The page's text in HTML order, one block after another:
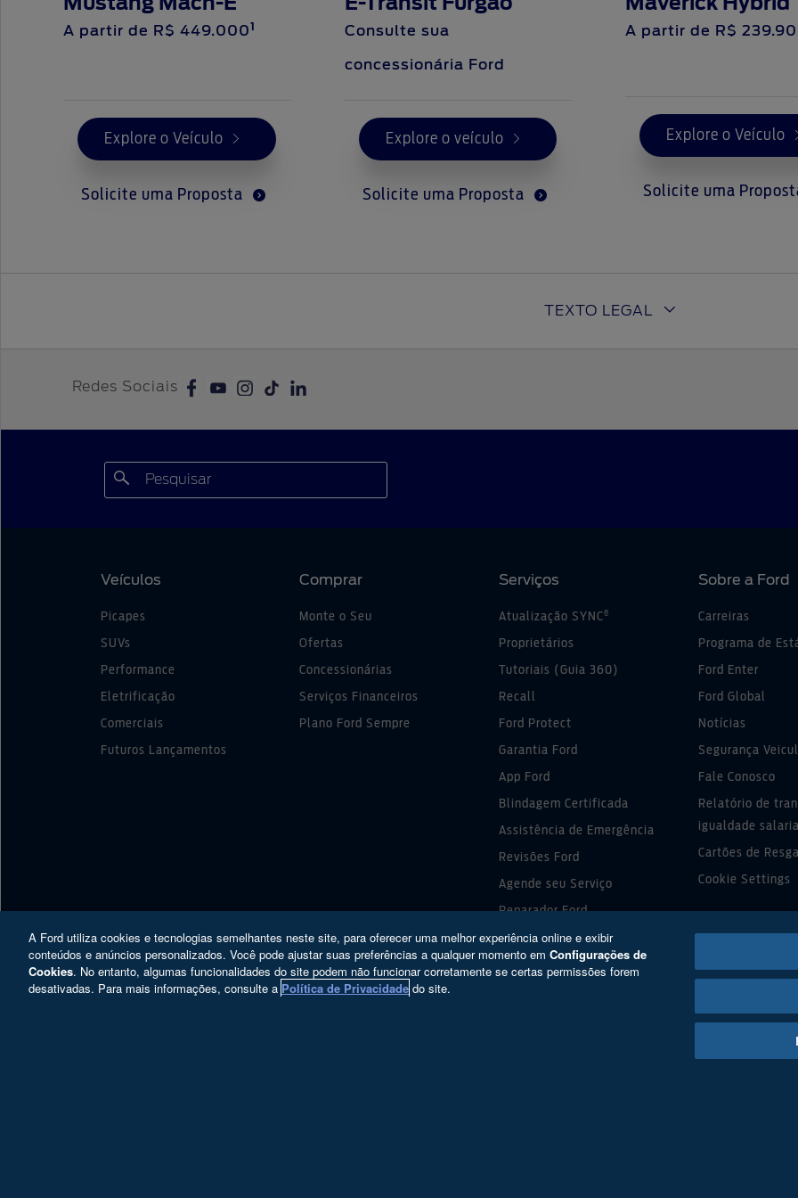
A partir de R$ 449.0001
Explore o Veículo
Solicite uma Proposta
Consulte sua
concessionária Ford
Explore o veículo
Solicite uma Proposta
A partir de R$
Explore o Veículo
Solicite uma
TEXTO LEGAL
Redes Sociais
Veículos
Picapes
SUVs
Performance
Eletrificação
Comerciais
Futuros Lançamentos
Comprar
Monte o Seu
Ofertas
Concessionárias
Serviços Financeiros
Plano Ford Sempre
Serviços
Atualização SYNC®
Proprietários
Tutoriais (Guia 360)
Recall
Ford Protect
Garantia Ford
App Ford
Blindagem Certificada
Assistência de Emergência
Revisões Ford
Agende seu Serviço
Reparador Ford
Serviço Leva e Traz
Sobre a Ford
Carreiras
Programa de
Ford Enter
Ford Global
Notícias
Segurança
Fale Conosco
Relatório de
igualdade salarial
Cartões de
Cookie Settings
A Ford utiliza cookies e tecnologias semelhantes neste site, para oferecer uma melhor experiência online e exibir
conteúdos e anúncios personalizados. Você pode ajustar suas preferências a qualquer momento em Configurações de
Cookies. No entanto, algumas funcionalidades do site podem não funcionar corretamente se certas permissões forem
desativadas. Para mais informações, consulte a Política de Privacidade do site.